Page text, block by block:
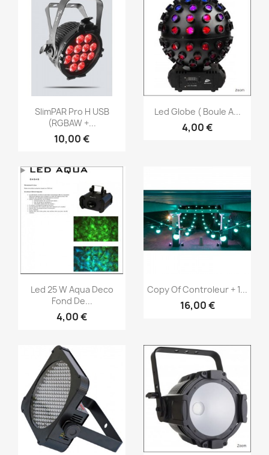
Vorschau
SlimPAR Pro H USB
(RGBAW +...
10,00 €
Vorschau
Led Globe ( Boule A...
4,00 €
Vorschau
Led 25 W Aqua Deco
Fond De...
4,00 €
Vorschau
Copy Of Controleur + 1...
16,00 €